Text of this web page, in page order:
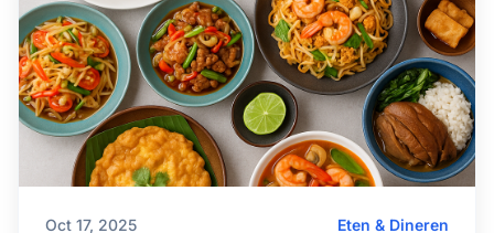
Oct 17, 2025 Eten & Dineren